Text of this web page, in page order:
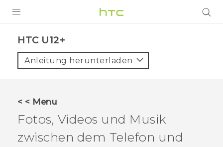
VIVE
VIVERSE
HTC U12+‎
Anleitung herunterladen
< < Menu
Fotos, Videos und Musik
zwischen dem Telefon und